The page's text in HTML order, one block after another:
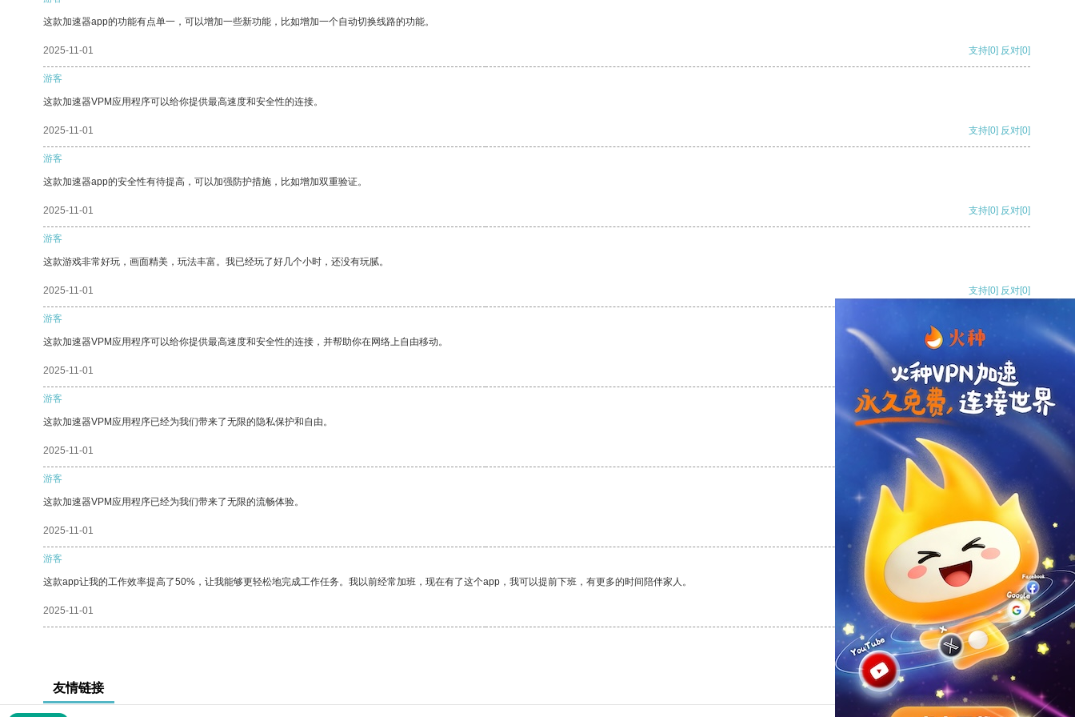
这款加速器app的功能有点单一，可以增加一些新功能，比如增加一个自动切换线路的功能。
2025-11-01 支持[0] 反对[0]
游客
这款加速器VPM应用程序可以给你提供最高速度和安全性的连接。
2025-11-01 支持[0] 反对[0]
游客
这款加速器app的安全性有待提高，可以加强防护措施，比如增加双重验证。
2025-11-01 支持[0] 反对[0]
游客
这款游戏非常好玩，画面精美，玩法丰富。我已经玩了好几个小时，还没有玩腻。
2025-11-01 支持[0] 反对[0]
游客
这款加速器VPM应用程序可以给你提供最高速度和安全性的连接，并帮助你在网络上自由移动。
2025-11-01 支持[0] 反对
游客
这款加速器VPM应用程序已经为我们带来了无限的隐私保护和自由。
2025-11-01 支持
游客
这款加速器VPM应用程序已经为我们带来了无限的流畅体验。
2025-11-01 反对 [0]
游客
这款app让我的工作效率提高了50%，让我能够更轻松地完成工作任务。我以前经常加班，现在有了这个app，我可以提前下班，有更多的时间陪伴家人。
2025-11-01 支持[0] 反对[0]
友情链接